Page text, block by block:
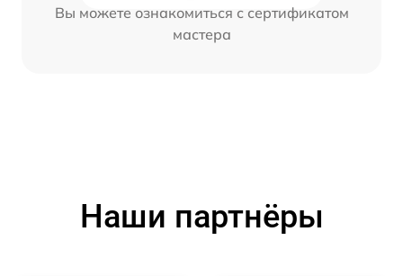
Вы можете ознакомиться с сертификатом
мастера
Наши партнёры